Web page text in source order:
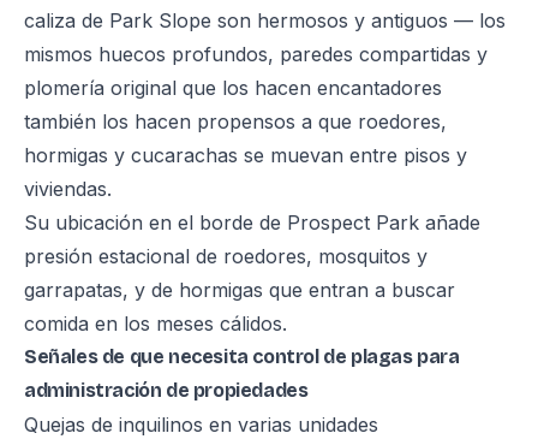
caliza de Park Slope son hermosos y antiguos — los
mismos huecos profundos, paredes compartidas y
plomería original que los hacen encantadores
también los hacen propensos a que roedores,
hormigas y cucarachas se muevan entre pisos y
viviendas.
Su ubicación en el borde de Prospect Park añade
presión estacional de roedores, mosquitos y
garrapatas, y de hormigas que entran a buscar
comida en los meses cálidos.
Señales de que necesita control de plagas para
administración de propiedades
Quejas de inquilinos en varias unidades